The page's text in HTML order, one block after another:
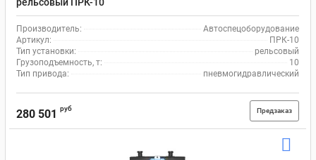
Производитель:
Автоспецоборудование
Артикул:
ПРК-10
Тип установки:
рельсовый
Грузоподъемность, т:
10
Тип привода:
пневмогидравлический
280 501 руб Предзаказ